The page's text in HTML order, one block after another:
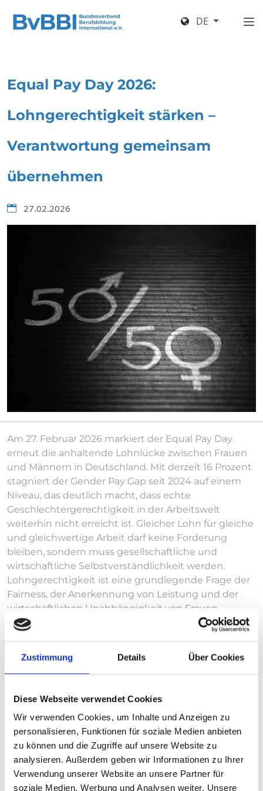
Zustimmung Details Über Cookies
Diese Webseite verwendet Cookies
Wir verwenden Cookies, um Inhalte und Anzeigen zu
personalisieren, Funktionen für soziale Medien anbieten
zu können und die Zugriffe auf unsere Website zu
analysieren. Außerdem geben wir Informationen zu Ihrer
Verwendung unserer Website an unsere Partner für
soziale Medien, Werbung und Analysen weiter. Unsere
DE
Equal Pay Day 2026:
Lohngerechtigkeit stärken –
Verantwortung gemeinsam
übernehmen
27.02.2026
Am 27. Februar 2026 markiert der Equal Pay Day
erneut die anhaltende Lohnlücke zwischen Frauen
und Männern in Deutschland. Mit derzeit 16 Prozent
stagniert der Gender Pay Gap seit 2024 auf einem
Niveau, das deutlich macht, dass echte
Geschlechtergerechtigkeit in der Arbeitswelt
weiterhin nicht erreicht ist. Gleicher Lohn für gleiche
und gleichwertige Arbeit darf keine Forderung
bleiben, sondern muss gesellschaftliche und
wirtschaftliche Selbstverständlichkeit werden.
Lohngerechtigkeit ist eine grundlegende Frage der
Fairness, der Anerkennung von Leistung und der
wirtschaftlichen Unabhängigkeit von Frauen.
Mit dem Entgelttransparenzgesetz wurde ein
Lohnstrukturen unternommen. Darüber hinaus wird
die weitergehende EU-Richtlinie zur
umgesetzt, um verbindlichere Maßnahmen für
mehr Klarheit und eine stärkere
Rechtsdurchsetzung zu schaffen. Gleichzeitig ist
klar: Transparenz allein reicht nicht aus. Notwendig
sind strukturelle Veränderungen – eine gerechtere
Verteilung von Sorge- und Erwerbsarbeit, bessere
Vereinbarkeit von Familie und Beruf, mehr Frauen in